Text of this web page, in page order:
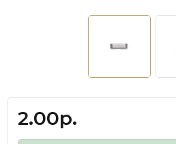
2.00р.